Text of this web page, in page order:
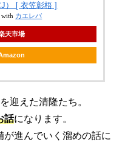
J） [ 衣笠彰梧 ]
with カエレバ
天市場
迎えた清隆たち。
話になります。
進んでいく溜めの話に